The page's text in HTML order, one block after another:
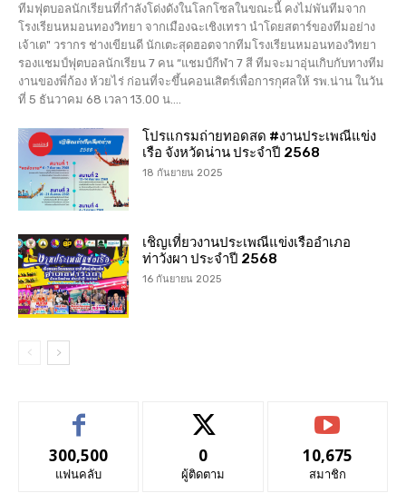
ทีมฟุตบอลนักเรียนที่กำลังโด่งดังในโลกโซลในขณะนี้ คงไม่พันทีมจาก
โรงเรียนหมอนทองวิทยา จากเมืองฉะเชิงเทรา นำโดยสตาร์ของทีมอย่าง
เจ้าเต" วรากร ช่างเขียนดี นักเตะสุดฮอตจากทีมโรงเรียนหมอนทองวิทยา
รองแชมป์ฟุตบอลนักเรียน 7 คน “แชมป์กีฬา 7 สี ทีมจะมาอุ่นเกิบกับทางทีม
งานของพี่ก้อง ห้วยไร่ ก่อนที่จะขึ้นคอนเสิตร์เพื่อการกุศลให้ รพ.น่าน ในวัน
ที่ 5 ธันวาคม 68 เวลา 13.00 น....
โปรแกรมถ่ายทอดสด #งานประเพณีแข่ง
เรือ จังหวัดน่าน ประจำปี 2568
18 กันยายน 2025
เชิญเที่ยวงานประเพณีแข่งเรืออำเภอ
ท่าวังผา ประจำปี 2568
16 กันยายน 2025
300,500
แฟนคลับ
0
ผู้ติดตาม
10,675
สมาชิก